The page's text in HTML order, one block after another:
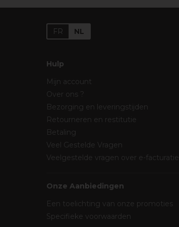
FR NL
Hulp
Mijn account
Over ons ?
Bezorging en leveringstijden
Retourneren en restitutie
Betaling
Veel Gestelde Vragen
Veelgestelde vragen over e-facturatie
Onze Aanbiedingen
Een toelichting van onze promoties
Specifieke voorwaarden